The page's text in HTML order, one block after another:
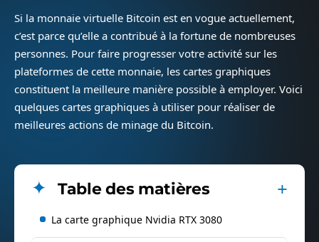
Si la monnaie virtuelle Bitcoin est en vogue actuellement,
c’est parce qu’elle a contribué à la fortune de nombreuses
personnes. Pour faire progresser votre activité sur les
plateformes de cette monnaie, les cartes graphiques
constituent la meilleure manière possible à employer. Voici
quelques cartes graphiques à utiliser pour réaliser de
meilleures actions de minage du Bitcoin.
Table des matières
La carte graphique Nvidia RTX 3080